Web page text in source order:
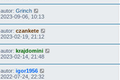
autor: Grinch
2023-09-06, 10:13
autor: czankete
2023-02-19, 21:12
autor: krajdomini
2023-02-14, 21:48
autor: igor1956
2022-07-24, 22:32